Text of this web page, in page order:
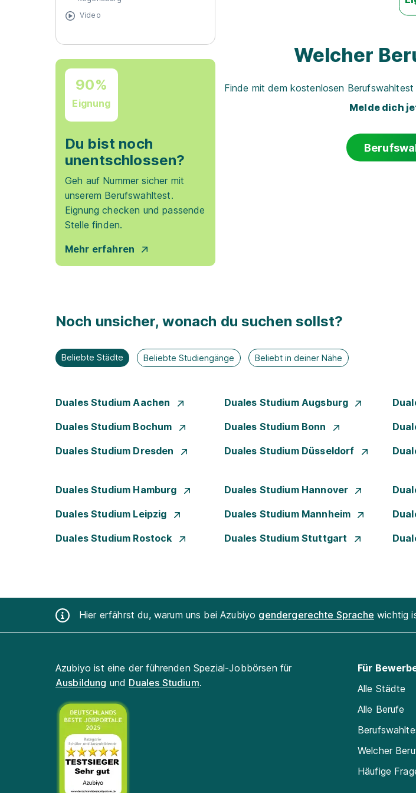
Video
90%
Eignung
Du bist noch
unentschlossen?
Geh auf Nummer sicher mit
unserem Berufswahltest.
Eignung checken und passende
Stelle finden.
Mehr erfahren
Welcher
Finde mit dem kostenlosen
Melde dich
Noch unsicher, wonach du suchen sollst?
Beliebte Städte Beliebte Studiengänge Beliebt in deiner Nähe
Duales Studium Aachen Duales Studium Augsburg
Duales Studium Bochum Duales Studium Bonn
Duales Studium Dresden Duales Studium Düsseldorf
Duales Studium Hamburg Duales Studium Hannover
Duales Studium Leipzig Duales Studium Mannheim
Duales Studium Rostock Duales Studium Stuttgart
Hier erfährst du, warum uns bei Azubiyo gendergerechte Sprache wichtig
Azubiyo ist eine der führenden Spezial-Jobbörsen für
Ausbildung und Duales Studium.
Für
Alle Städte
Alle Berufe
Welcher
Häufige